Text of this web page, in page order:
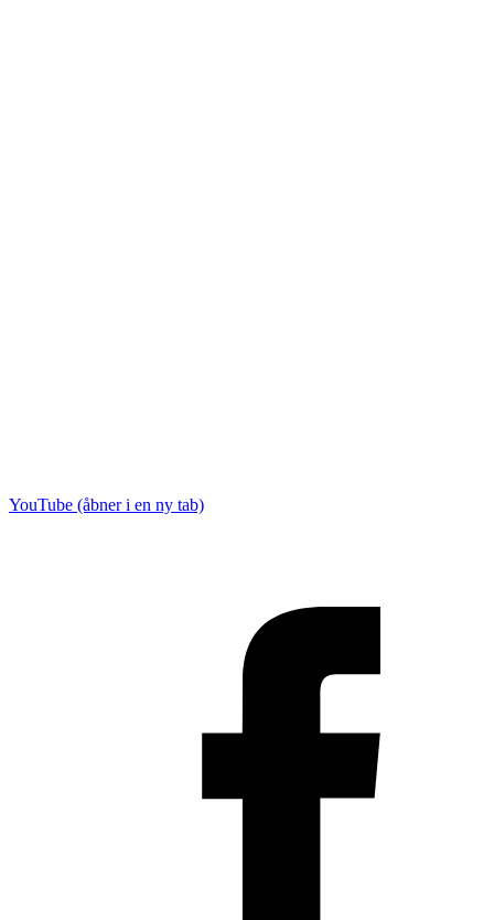
YouTube (åbner i en ny tab)